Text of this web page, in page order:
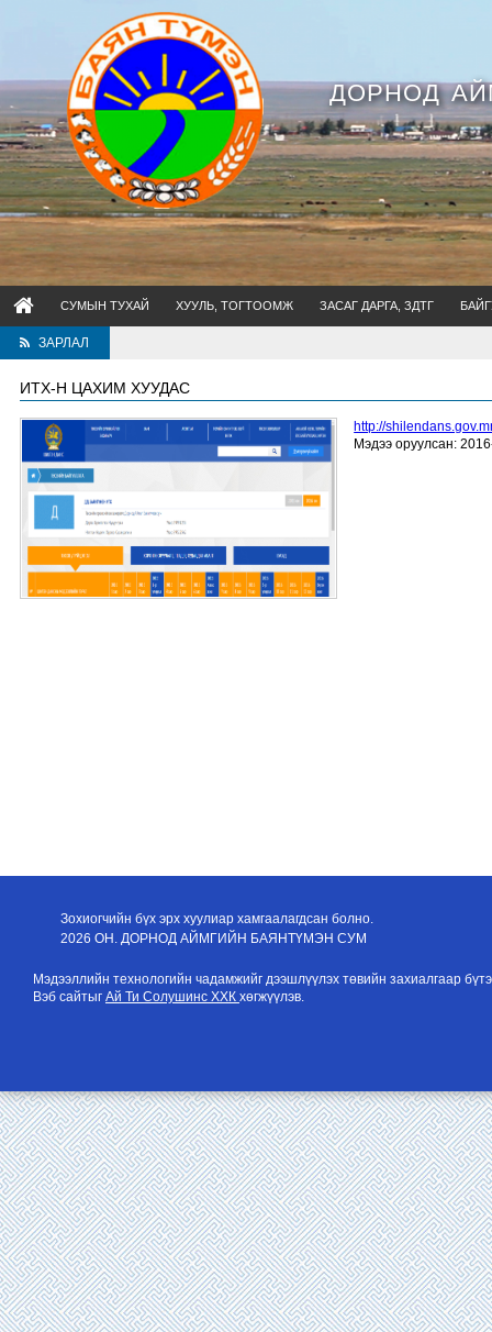
ДОРНОД
СУМЫН ТУХАЙ ХУУЛЬ, ТОГТООМЖ ЗАСАГ ДАРГА, ЗДТГ
ЗАРЛАЛ
ИТХ-Н ЦАХИМ ХУУДАС
http://
Мэдээ оруулсан:
Зохиогчийн бүх эрх хуулиар хамгаалагдсан болно.
2026 ОН. ДОРНОД АЙМГИЙН БАЯНТҮМЭН СУМ
Мэдээллийн технологийн чадамжийг дээшлүүлэх төвийн захиалгаар
Вэб сайтыг Ай Ти Солушинс ХХК хөгжүүлэв.